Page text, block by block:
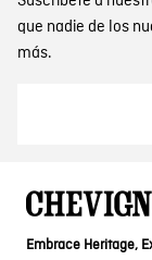
que nadie de los
más.
Embrace Heritage,